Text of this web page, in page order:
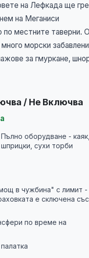
на Лефкада ще
на Меганиси
местните таверни.
морски
за гмуркане,
/ Не Включва
оборудване - каяк,
сухи торби
в чужбина" с лимит -
е сключена със
по време на